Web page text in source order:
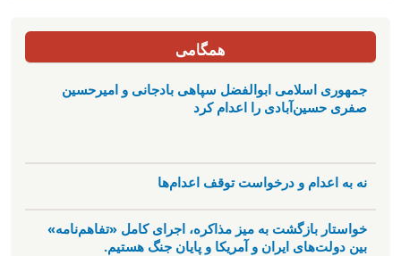
همگامی
جمهوری اسلامی ابوالفضل سپاهی بادجانی و امیرحسین
صفری حسین‌آبادی را اعدام کرد
نه به اعدام و درخواست توقف اعدام‌ها
خواستار بازگشت به میز مذاکره، اجرای کامل «تفاهم‌نامه»
بین دولت‌های ایران و آمریکا و پایان جنگ هستیم.